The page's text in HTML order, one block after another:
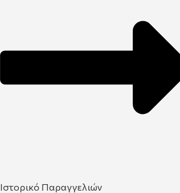
Ιστορικό Παραγγελιών